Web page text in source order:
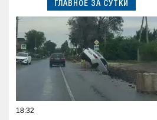
ГЛАВНОЕ ЗА СУТКИ
18:32